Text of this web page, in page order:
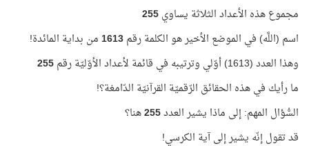
مجموع هذه الأعداد الثلاثة يساوي255
اسم (اللَّه) في الموضع الأخير هو الكلمة رقم1613من بداية المائدة!
وهذا العدد (1613) أوّلي وترتيبه في قائمة لأعداد الأوّليّة رقم
255
ما رأيك في هذه الحقائق الرّقميّة القرآنيّة الدّامغة؟!
السُّؤال المهم:إلى ماذا يشير العدد255هنا؟
قد تقول إنّه يشير إلى آية الكرسي!